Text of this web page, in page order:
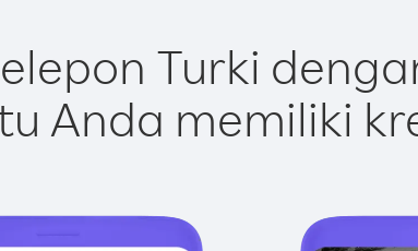
Turki
Anda memiliki